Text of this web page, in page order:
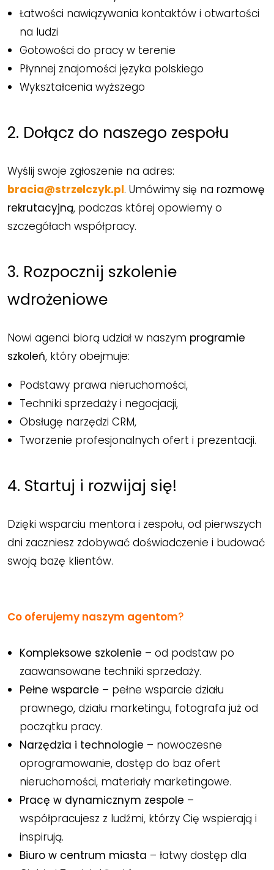
Łatwości nawiązywania kontaktów i otwartości
na ludzi
Gotowości do pracy w terenie
Płynnej znajomości języka polskiego
Wykształcenia wyższego
2. Dołącz do naszego zespołu
Wyślij swoje zgłoszenie na adres:
bracia@strzelczyk.pl. Umówimy się na rozmowę
rekrutacyjną, podczas której opowiemy o
szczegółach współpracy.
3. Rozpocznij szkolenie
wdrożeniowe
Nowi agenci biorą udział w naszym programie
szkoleń, który obejmuje:
Podstawy prawa nieruchomości,
Techniki sprzedaży i negocjacji,
Obsługę narzędzi CRM,
Tworzenie profesjonalnych ofert i prezentacji.
4. Startuj i rozwijaj się!
Dzięki wsparciu mentora i zespołu, od pierwszych
dni zaczniesz zdobywać doświadczenie i budować
swoją bazę klientów.
Co oferujemy naszym agentom?
Kompleksowe szkolenie – od podstaw po
zaawansowane techniki sprzedaży.
Pełne wsparcie – pełne wsparcie działu
prawnego, działu marketingu, fotografa już od
początku pracy.
Narzędzia i technologie – nowoczesne
oprogramowanie, dostęp do baz ofert
nieruchomości, materiały marketingowe.
Pracę w dynamicznym zespole –
współpracujesz z ludźmi, którzy Cię wspierają i
inspirują.
Biuro w centrum miasta – łatwy dostęp dla